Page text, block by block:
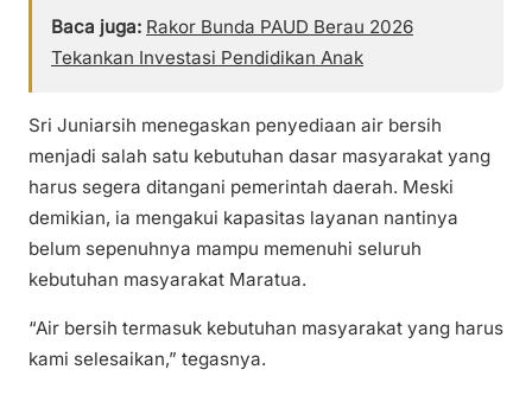
Baca juga: Rakor Bunda PAUD Berau 2026
Tekankan Investasi Pendidikan Anak
Sri Juniarsih menegaskan penyediaan air bersih
menjadi salah satu kebutuhan dasar masyarakat yang
harus segera ditangani pemerintah daerah. Meski
demikian, ia mengakui kapasitas layanan nantinya
belum sepenuhnya mampu memenuhi seluruh
kebutuhan masyarakat Maratua.
“Air bersih termasuk kebutuhan masyarakat yang harus
kami selesaikan,” tegasnya.